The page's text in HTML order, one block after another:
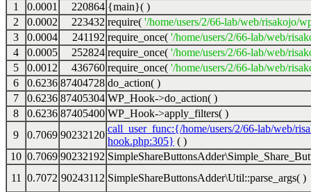
1
0.0001 220864 {main}( )
2
0.0002 223432 require( '/home/users/2/66-lab/web/risakojo/
3
0.0004 241192 require_once( '/home/users/2/66-lab/web/
4
0.0005 252824 require_once( '/home/users/2/66-lab/web/
5
0.0012 436760 require_once( '/home/users/2/66-lab/web/
6
0.6236 87404728 do_action( )
7
0.6236 87405304 WP_Hook->do_action( )
8
0.6236 87405400 WP_Hook->apply_filters( )
9
0.7069 90232120
call_user_func:{/home/users/2/66-lab/web/
hook.php:305} ( )
10 0.7069 90232192
11
0.7072 90243112 SimpleShareButtonsAdder\Util::parse_args( )